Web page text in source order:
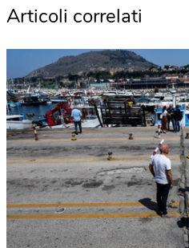
Articoli correlati